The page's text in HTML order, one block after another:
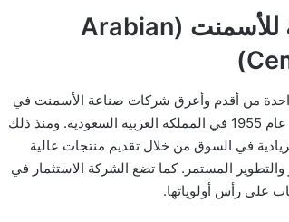
عن شركة العربية للأسمنت (Arabian
من أقدم وأعرق شركات صناعة الأسمنت في
الشرق الأوسط، حيث تأسست عام 1955 في المملكة العربية السعودية. ومنذ ذلك
في السوق من خلال تقديم منتجات عالية
والتطوير المستمر. كما تضع الشركة الاستثمار في
على رأس أولوياتها.